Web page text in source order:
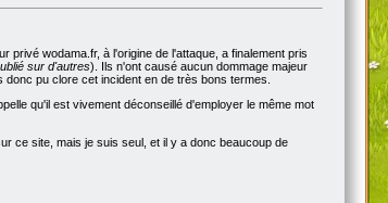
privé wodama.fr, à l'origine de l'attaque, a finalement pris
sur d'autres). Ils n'ont causé aucun dommage majeur
pu clore cet incident en de très bons termes.
qu'il est vivement déconseillé d'employer le même mot
ce site, mais je suis seul, et il y a donc beaucoup de